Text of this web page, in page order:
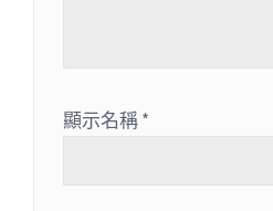
顯示名稱*